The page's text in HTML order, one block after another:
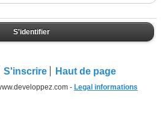
S'identifier
S'inscrire Haut de page
- Legal informations